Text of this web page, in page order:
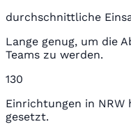
durchschnittliche
Lange genug, um die
Teams zu werden.
130
Einrichtungen in
gesetzt.